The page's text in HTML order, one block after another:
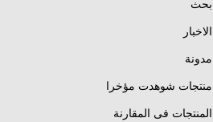
بحث
الاخبار
مدونة
منتجات شوهدت مؤخرا
المنتجات فى المقارنة